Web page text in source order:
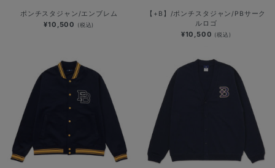
ポンチスタジャン/エンブレム
¥10,500 (税込)
【+B】/ポンチスタジャン/PBサーク
ルロゴ
¥10,500 (税込)